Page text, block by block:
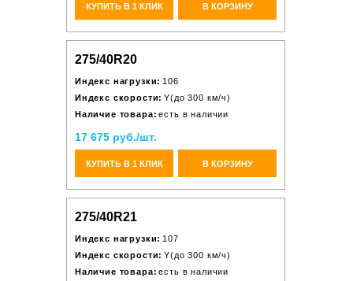
КУПИТЬ В 1 КЛИК В КОРЗИНУ
275/40R20
Индекс нагрузки: 106
Индекс скорости: Y(до 300 км/ч)
Наличие товара: есть в наличии
17 675 руб./шт.
КУПИТЬ В 1 КЛИК В КОРЗИНУ
275/40R21
Индекс нагрузки: 107
Индекс скорости: Y(до 300 км/ч)
Наличие товара: есть в наличии